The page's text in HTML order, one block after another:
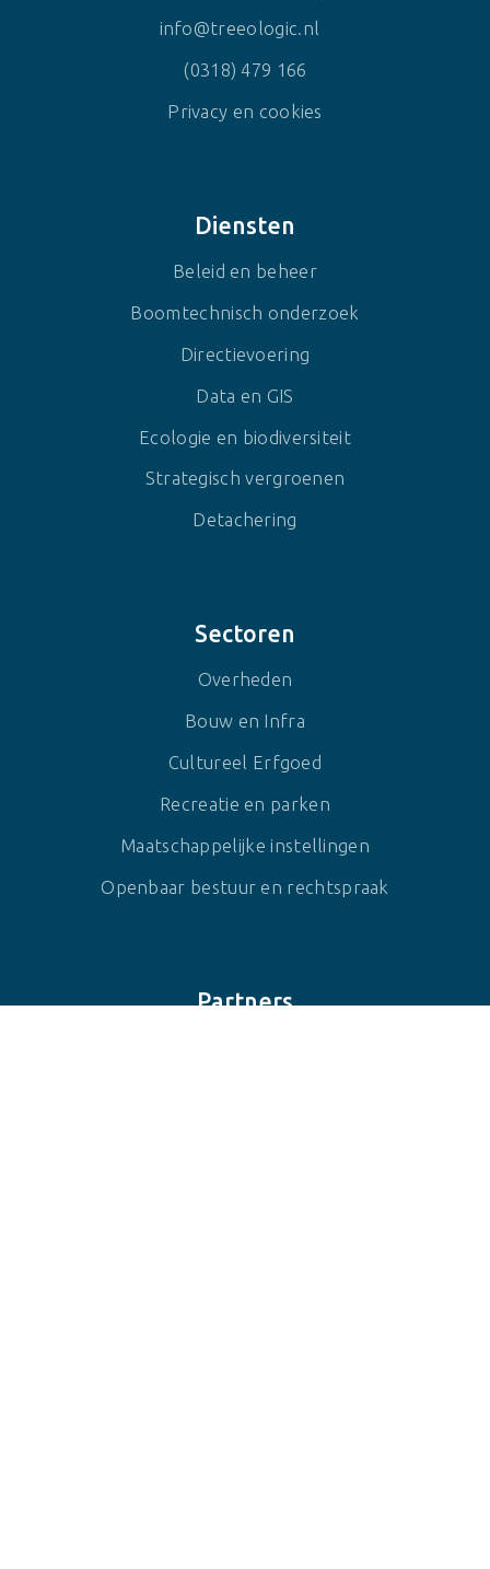
info@treeologic.nl
(0318) 479 166
Privacy en cookies
Diensten
Beleid en beheer
Boomtechnisch onderzoek
Directievoering
Data en GIS
Ecologie en biodiversiteit
Strategisch vergroenen
Detachering
Sectoren
Overheden
Bouw en Infra
Cultureel Erfgoed
Recreatie en parken
Maatschappelijke instellingen
Openbaar bestuur en rechtspraak
Partners